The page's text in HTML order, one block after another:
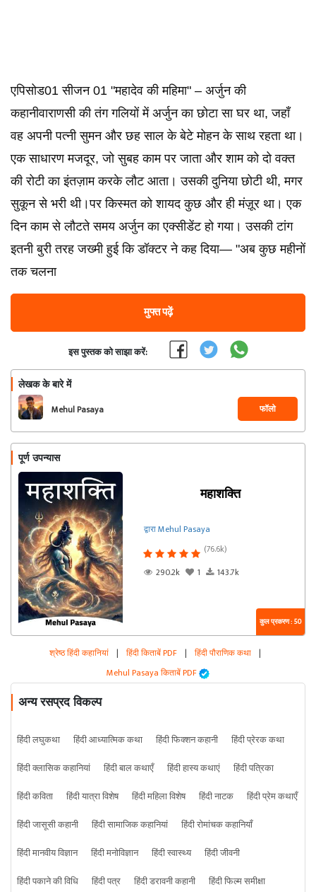
एपिसोड01 सीजन 01 "महादेव की महिमा" – अर्जुन की
कहानीवाराणसी की तंग गलियों में अर्जुन का छोटा सा घर था, जहाँ
वह अपनी पत्नी सुमन और छह साल के बेटे मोहन के साथ रहता था।
एक साधारण मजदूर, जो सुबह काम पर जाता और शाम को दो वक्त
की रोटी का इंतज़ाम करके लौट आता। उसकी दुनिया छोटी थी, मगर
सुकून से भरी थी।पर किस्मत को शायद कुछ और ही मंज़ूर था। एक
दिन काम से लौटते समय अर्जुन का एक्सीडेंट हो गया। उसकी टांग
इतनी बुरी तरह जख्मी हुई कि डॉक्टर ने कह दिया— "अब कुछ महीनों
तक चलना
मुफ्त पढ़ें
इस पुस्तक को साझा करें:
लेखक के बारे में
Mehul Pasaya फॉलो
पूर्ण उपन्यास
महाशक्ति
द्वारा Mehul Pasaya
(76.6k)
290.2k
1 143.7k
कुल प्रकरण : 50
श्रेष्ठ हिंदी कहानियां | हिंदी किताबें PDF | हिंदी पौराणिक कथा |
Mehul Pasaya किताबें PDF
अन्य रसप्रद विकल्प
हिंदी लघुकथा हिंदी आध्यात्मिक कथा हिंदी फिक्शन कहानी
हिंदी प्रेरक कथा
हिंदी क्लासिक कहानियां
हिंदी बाल कथाएँ हिंदी हास्य कथाएं
हिंदी पत्रिका
हिंदी कविता
हिंदी यात्रा विशेष हिंदी महिला विशेष हिंदी नाटक
हिंदी प्रेम कथाएँ
हिंदी जासूसी कहानी
हिंदी सामाजिक कहानियां
हिंदी रोमांचक कहानियाँ
हिंदी मानवीय विज्ञान
हिंदी मनोविज्ञान हिंदी स्वास्थ्य
हिंदी जीवनी
हिंदी पकाने की विधि
हिंदी पत्र हिंदी डरावनी कहानी हिंदी फिल्म समीक्षा